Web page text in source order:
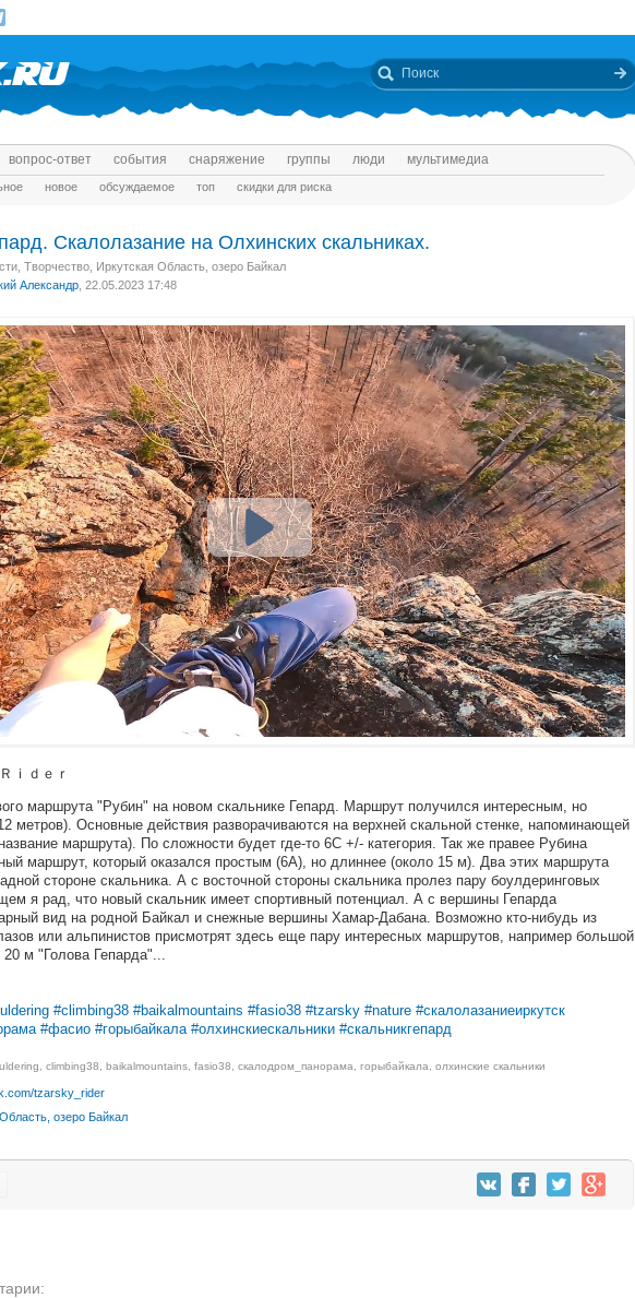
вопрос-ответ события снаряжение группы люди мультимедиа
новое обсуждаемое топ скидки для риска
Скалолазание на Олхинских скальниках.
Творчество Иркутская Область, озеро Байкал
Александр , 22.05.2023 17:48
ｉｄｅｒ
маршрута "Рубин" на новом скальнике Гепард. Маршрут получился интересным, но
метров). Основные действия разворачиваются на верхней скальной стенке, напоминающей
маршрута). По сложности будет где-то 6С +/- категория. Так же правее Рубина
маршрут, который оказался простым (6А), но длиннее (около 15 м). Два этих маршрута
стороне скальника. А с восточной стороны скальника пролез пару боулдеринговых
я рад, что новый скальник имеет спортивный потенциал. А с вершины Гепарда
вид на родной Байкал и снежные вершины Хамар-Дабана. Возможно кто-нибудь из
или альпинистов присмотрят здесь еще пару интересных маршрутов, например большой
м "Голова Гепарда"...
#climbing38 #baikalmountains #fasio38 #tzarsky #nature #скалолазаниеиркутск
#фасио #горыбайкала #олхинскиескальники #скальникгепард
climbing38 baikalmountains fasio38 скалодром_панорама горыбайкала олхинские скальники
tzarsky_rider
озеро Байкал